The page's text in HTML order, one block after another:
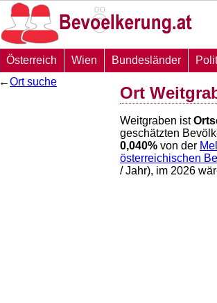
Österreich Wien Bundesländer
←Ort suche
Ort
Weitgraben ist
geschätzten
0,040% von der
österreichischen
/ Jahr), im 2026